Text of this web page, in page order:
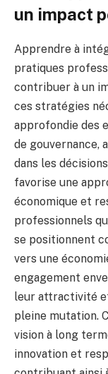
un impact
Apprendre à
pratiques
contribuer à un
ces stratégies
approfondie des
de gouvernance,
dans les
favorise une
économique et
professionnels
se positionnent
vers une
engagement
leur attractivité
pleine mutation.
vision à long
innovation et